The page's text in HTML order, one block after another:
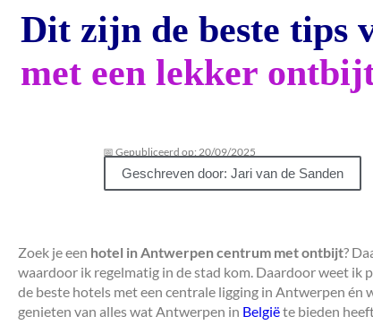
Dit zijn de beste tips
met een lekker
📅 Gepubliceerd op: 20/09/2025
Geschreven door: Jari van de Sanden
Zoek je een hotel in Antwerpen centrum met ontbijt?
waardoor ik regelmatig in de stad kom. Daardoor weet
de beste hotels met een centrale ligging in Antwerpen én
genieten van alles wat Antwerpen in Belgiëte bieden